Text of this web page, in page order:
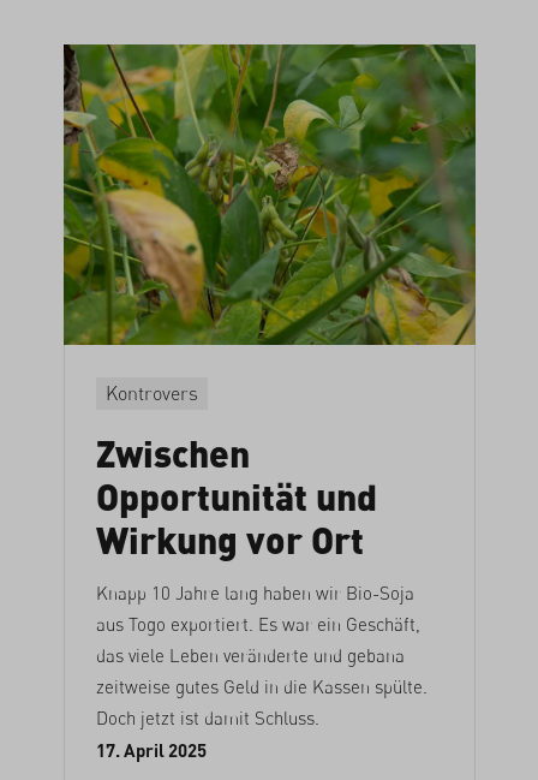
Kontrovers
Zwischen
Opportunität und
Wirkung vor Ort
Knapp 10 Jahre lang haben wir Bio-Soja
aus Togo exportiert. Es war ein Geschäft,
das viele Leben veränderte und gebana
zeitweise gutes Geld in die Kassen spülte.
Doch jetzt ist damit Schluss.
17. April 2025